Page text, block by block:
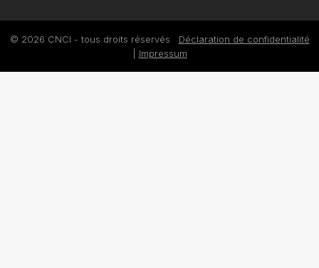
© 2026 CNCI - tous droits réservés Déclaration de confidentialité
Impressum